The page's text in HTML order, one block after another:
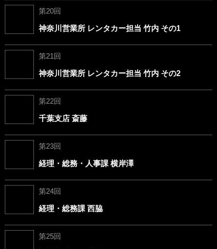
第20回
神奈川営業所 レンタカー担当 竹内 その1
第21回
神奈川営業所 レンタカー担当 竹内 その2
第22回
千葉支店 斎藤
第23回
経理・総務・人事課 横岸澤
第24回
経理・総務課 西脇
第25回